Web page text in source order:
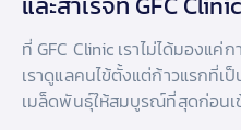
ที่ GFC Clinic เราไม่ได้มองแค่
เราดูแลคนไข้ตั้งแต่ก้าวแรกที่เ
เมล็ดพันธุ์ให้สมบูรณ์ที่สุดก่อนเ